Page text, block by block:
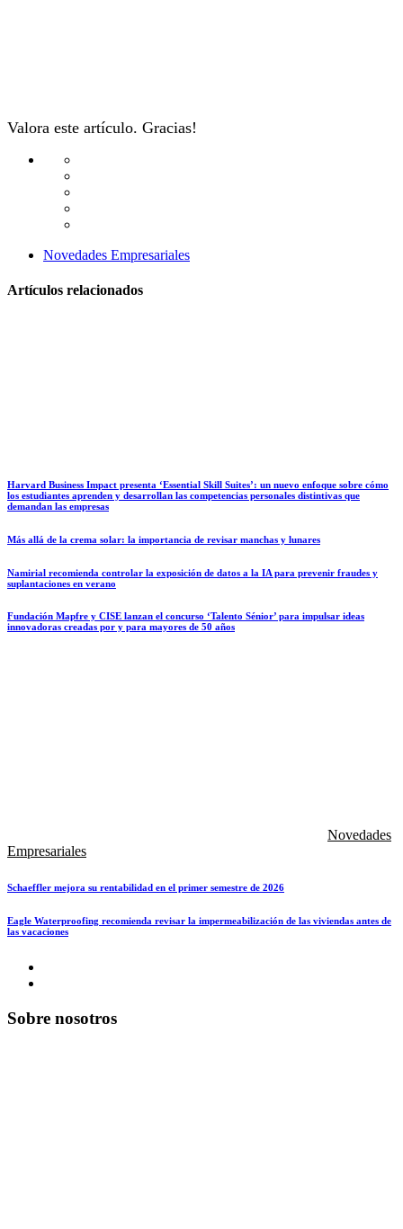
Valora este artículo. Gracias!
Novedades Empresariales
Artículos relacionados
Harvard Business Impact presenta ‘Essential Skill Suites’: un nuevo enfoque sobre cómo
los estudiantes aprenden y desarrollan las competencias personales distintivas que
demandan las empresas
Más allá de la crema solar: la importancia de revisar manchas y lunares
Namirial recomienda controlar la exposición de datos a la IA para prevenir fraudes y
suplantaciones en verano
Fundación Mapfre y CISE lanzan el concurso ‘Talento Sénior’ para impulsar ideas
innovadoras creadas por y para mayores de 50 años
Novedades
Empresariales
Schaeffler mejora su rentabilidad en el primer semestre de 2026
Eagle Waterproofing recomienda revisar la impermeabilización de las viviendas antes de
las vacaciones
Sobre nosotros